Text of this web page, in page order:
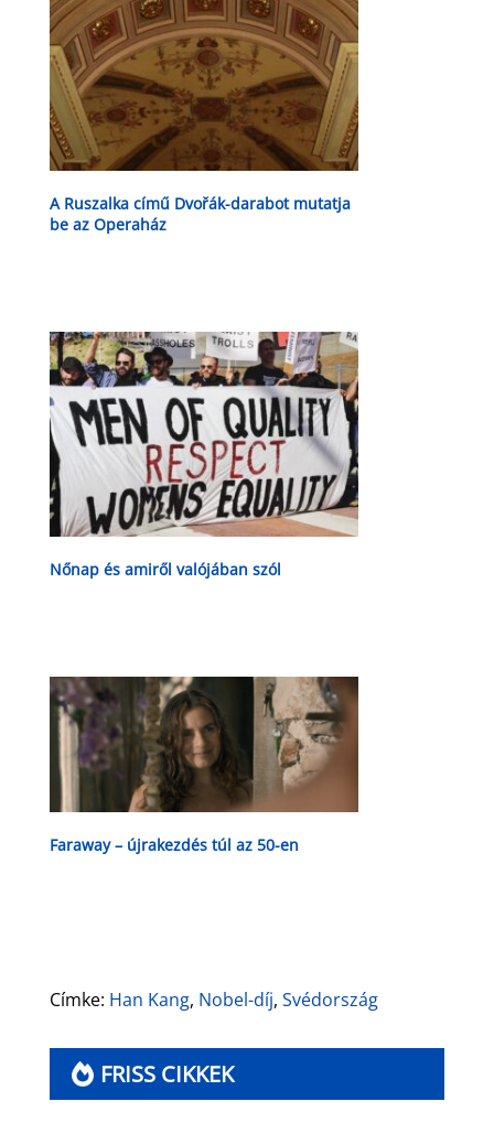
A Ruszalka című Dvořák-darabot mutatja
be az Operaház
Nőnap és amiről valójában szól
Faraway – újrakezdés túl az 50-en
Címke: Han Kang, Nobel-díj, Svédország
FRISS CIKKEK